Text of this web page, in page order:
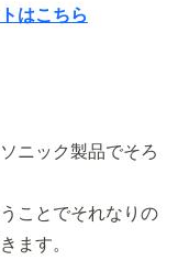
はこちら
ニック製品でそろ
ことでそれなりの
ます。